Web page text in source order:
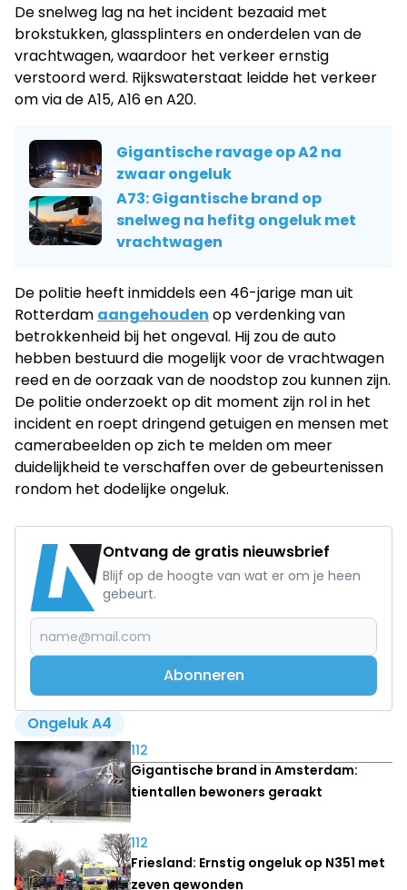
De snelweg lag na het incident bezaaid met
brokstukken, glassplinters en onderdelen van de
vrachtwagen, waardoor het verkeer ernstig
verstoord werd. Rijkswaterstaat leidde het verkeer
om via de A15, A16 en A20.
Gigantische ravage op A2 na
zwaar ongeluk
A73: Gigantische brand op
snelweg na hefitg ongeluk met
vrachtwagen
De politie heeft inmiddels een 46-jarige man uit
Rotterdam aangehouden op verdenking van
betrokkenheid bij het ongeval. Hij zou de auto
hebben bestuurd die mogelijk voor de vrachtwagen
reed en de oorzaak van de noodstop zou kunnen zijn.
De politie onderzoekt op dit moment zijn rol in het
incident en roept dringend getuigen en mensen met
camerabeelden op zich te melden om meer
duidelijkheid te verschaffen over de gebeurtenissen
rondom het dodelijke ongeluk.
Ontvang de gratis nieuwsbrief
Blijf op de hoogte van wat er om je heen
gebeurt.
Abonneren
Ongeluk A4
Lees ook
112
Gigantische brand in Amsterdam:
tientallen bewoners geraakt
112
Friesland: Ernstig ongeluk op N351 met
zeven gewonden